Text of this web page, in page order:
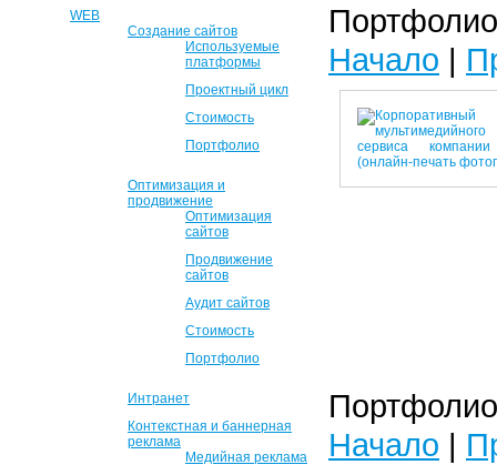
WEB
Создание сайтов
Используемые
платформы
Проектный цикл
Стоимость
Портфолио
Оптимизация и
продвижение
Оптимизация
сайтов
Продвижение
сайтов
Аудит сайтов
Стоимость
Портфолио
Интранет
Контекстная и баннерная
реклама
Медийная реклама
Начало |
Начало |